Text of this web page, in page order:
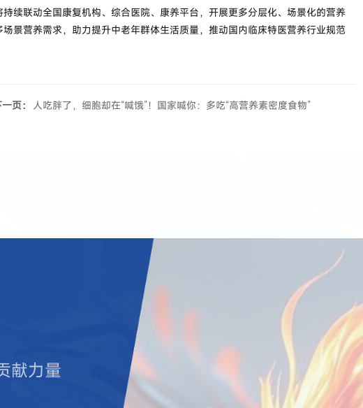
续联动全国康复机构、综合医院、康养平台，开展更多分层化、场景化的营养
景营养需求，助力提升中老年群体生活质量，推动国内临床特医营养行业规范
页： 人吃胖了，细胞却在“喊饿”！国家喊你：多吃“高营养素密度食物”
献力量